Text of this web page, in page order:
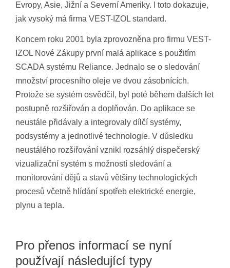
Evropy, Asie, Jižní a Severní Ameriky. I toto dokazuje,
jak vysoký má firma VEST-IZOL standard.
Koncem roku 2001 byla zprovozněna pro firmu VEST-
IZOL Nové Zákupy první malá aplikace s použitím
SCADA systému Reliance. Jednalo se o sledování
množství procesního oleje ve dvou zásobnících.
Protože se systém osvědčil, byl poté během dalších let
postupně rozšiřován a doplňován. Do aplikace se
neustále přidávaly a integrovaly dílčí systémy,
podsystémy a jednotlivé technologie. V důsledku
neustálého rozšiřování vznikl rozsáhlý dispečerský
vizualizační systém s možností sledování a
monitorování dějů a stavů většiny technologických
procesů včetně hlídání spotřeb elektrické energie,
plynu a tepla.
Pro přenos informací se nyní
používají následující typy